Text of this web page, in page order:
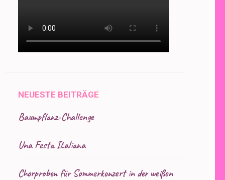
NEUESTE BEITRÄGE
Baumpflanz-Challenge
Una Festa Italiana
Chorproben für Sommerkonzert in der weißen